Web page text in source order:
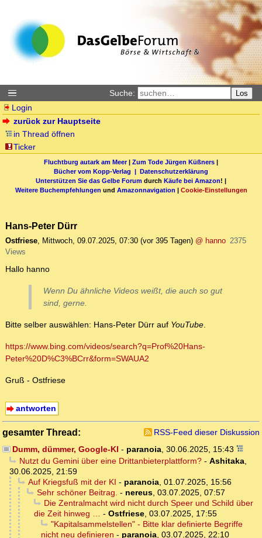
Suche: Los
Login
zurück zur Hauptseite
in Thread öffnen
Ticker
Fluchtburg autark am Meer| Zum Tode Jürgen Küßners |
Bücher vom Kopp-Verlag | Datenschutzerklärung
Unterstützen Sie das Gelbe Forum durch Käufe bei Amazon! |
Weitere Buchempfehlungen und Amazonnavigation | Cookie-Einstellungen
Hans-Peter Dürr
Ostfriese, Mittwoch, 09.07.2025, 07:30 (vor 395 Tagen) @ hanno 2375
Views
Hallo hanno
Wenn Du ähnliche Videos weißt, die auch so gut
sind, gerne.
Bitte selber auswählen: Hans-Peter Dürr auf YouTube.
https://www.bing.com/videos/search?q=Prof%20Hans-
Peter%20D%C3%BCrr&form=SWAUA2
Gruß - Ostfriese
antworten
gesamter Thread:
RSS-Feed dieser Diskussion
Dumm, dümmer, Google-KI - paranoia, 30.06.2025, 15:43
Nutzt du Gemini über eine Drittanbieterplattform?- Ashitaka,
30.06.2025, 21:59
Auf Kriegsfuß mit der KI - paranoia, 01.07.2025, 15:56
Sehr schöner Beitrag. - nereus, 03.07.2025, 07:57
Die Zentralmacht wird nicht durch Speer und Schild über
die Zeit hinweg … - Ostfriese, 03.07.2025, 17:55
"Kapitalsammelstellen" - Bitte klar definierte Begriffe
nicht neu definieren - paranoia, 03.07.2025, 22:10